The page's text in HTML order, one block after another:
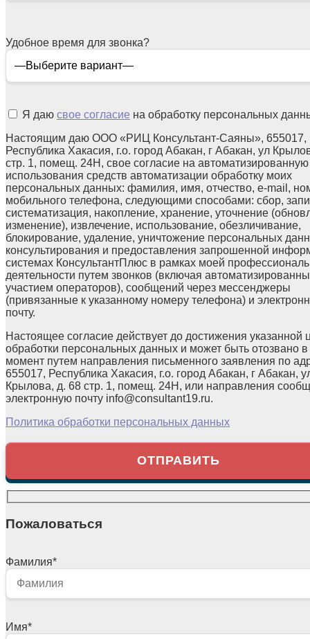
Удобное время для звонка?
Я даю свое согласие на обработку персональных
Настоящим даю ООО «РИЦ Консультант-Саяны», 655017,
Республика Хакасия, г.о. город Абакан, г Абакан, ул
стр. 1, помещ. 24Н, свое согласие на автоматизированную
использования средств автоматизации обработку моих
персональных данных: фамилия, имя, отчество, e-mail,
мобильного телефона, следующими способами: сбор,
систематизация, накопление, хранение, уточнение
изменение), извлечение, использование, обезличивание,
блокирование, удаление, уничтожение персональных
консультирования и предоставления запрошенной
системах КонсультантПлюс в рамках моей
деятельности путем звонков (включая
участием операторов), сообщений через мессенджеры
(привязанные к указанному номеру телефона) и
почту.
Настоящее согласие действует до достижения указанной
обработки персональных данных и может быть отозвано
момент путем направления письменного заявления по
655017, Республика Хакасия, г.о. город Абакан, г Абакан,
Крылова, д. 68 стр. 1, помещ. 24Н, или направления
электронную почту info@consultant19.ru.
Политика обработки персональных данных
Пожаловаться
Фамилия*
Имя*